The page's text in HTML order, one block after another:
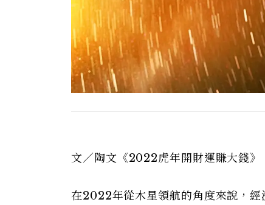
文／陶文《2022虎年開財運賺大錢》
在2022年從木星領航的角度來說，